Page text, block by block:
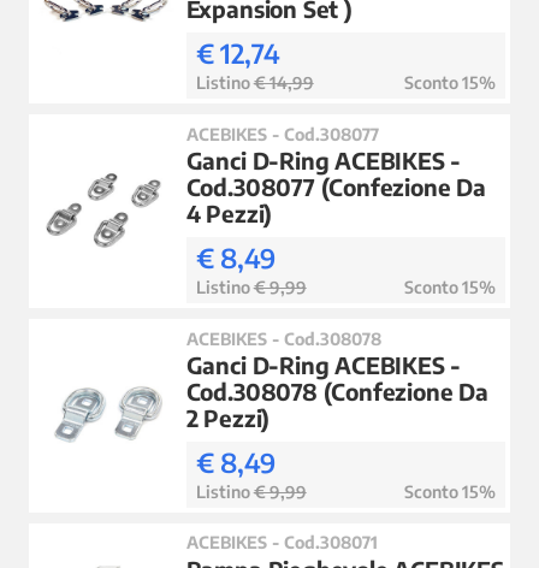
Expansion Set )
€ 12,74
Listino€ 14,99 Sconto 15%
ACEBIKES - Cod.308077
Ganci D-Ring ACEBIKES -
Cod.308077 (Confezione Da
4 Pezzi)
€ 8,49
Listino€ 9,99 Sconto 15%
ACEBIKES - Cod.308078
Ganci D-Ring ACEBIKES -
Cod.308078 (Confezione Da
2 Pezzi)
€ 8,49
Listino€ 9,99 Sconto 15%
ACEBIKES - Cod.308071